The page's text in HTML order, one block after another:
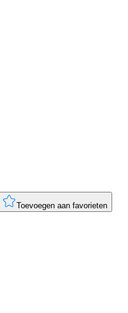
Toevoegen aan favorieten